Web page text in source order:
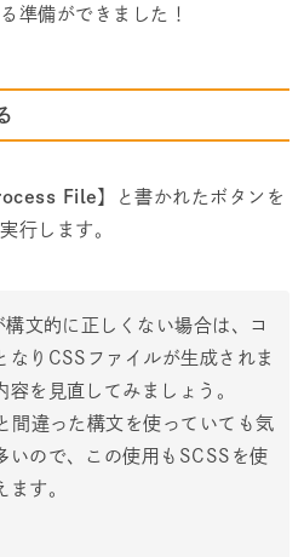
準備ができました！
File 】と書かれたボタンを
行します。
文的に正しくない場合は、コ
なりCSSファイルが生成されま
容を見直してみましょう。
間違った構文を使っていても気
いので、この使用もSCSSを使
ます。